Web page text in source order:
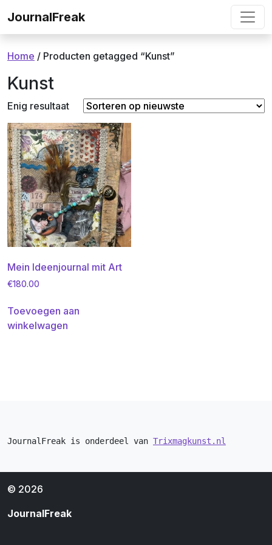
JournalFreak
Home / Producten getagged “Kunst”
Kunst
Enig resultaat
Mein Ideenjournal mit Art
€180.00
Toevoegen aan
winkelwagen
JournalFreak is onderdeel van Trixmagkunst.nl
© 2026
JournalFreak